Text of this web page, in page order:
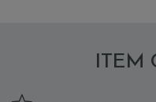
ITEM